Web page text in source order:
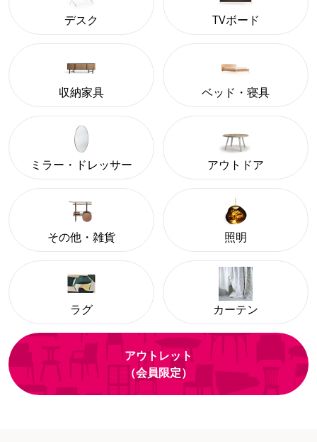
デスク TVボード
収納家具 ベッド・寝具
ミラー・ドレッサー アウトドア
その他・雑貨 照明
ラグ カーテン
アウトレット
（会員限定）